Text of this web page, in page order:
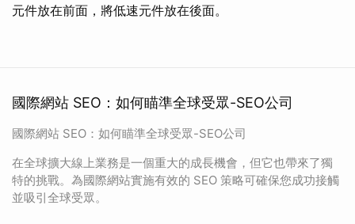
元件放在前面，將低速元件放在後面。
國際網站 SEO：如何瞄準全球受眾-SEO公司
國際網站 SEO：如何瞄準全球受眾-SEO公司
在全球擴大線上業務是一個重大的成長機會，但它也帶來了獨
特的挑戰。為國際網站實施有效的 SEO 策略可確保您成功接觸
並吸引全球受眾。